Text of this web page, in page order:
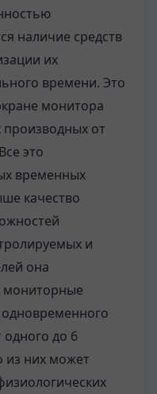
наличие средств
их
времени. Это
монитора
от
это
временных
качество
и
она
мониторные
одного до 6
из них может